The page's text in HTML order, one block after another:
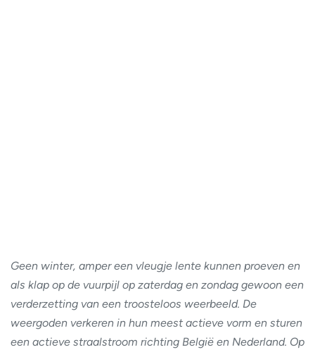
Geen winter, amper een vleugje lente kunnen proeven en
als klap op de vuurpijl op zaterdag en zondag gewoon een
verderzetting van een troosteloos weerbeeld. De
weergoden verkeren in hun meest actieve vorm en sturen
een actieve straalstroom richting België en Nederland. Op